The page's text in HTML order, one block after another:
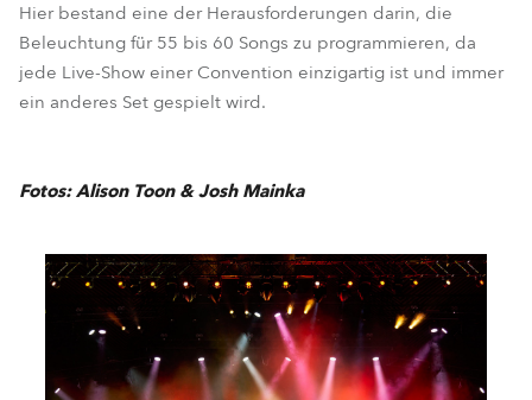
Hier bestand eine der Herausforderungen darin, die
Beleuchtung für 55 bis 60 Songs zu programmieren, da
jede Live-Show einer Convention einzigartig ist und immer
ein anderes Set gespielt wird.
Fotos: Alison Toon & Josh Mainka